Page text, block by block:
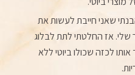
שאני חייבת לעשות את
שלי. אז החלטתי לתת לבלוג
לכזה שכולו ביוטי ללא